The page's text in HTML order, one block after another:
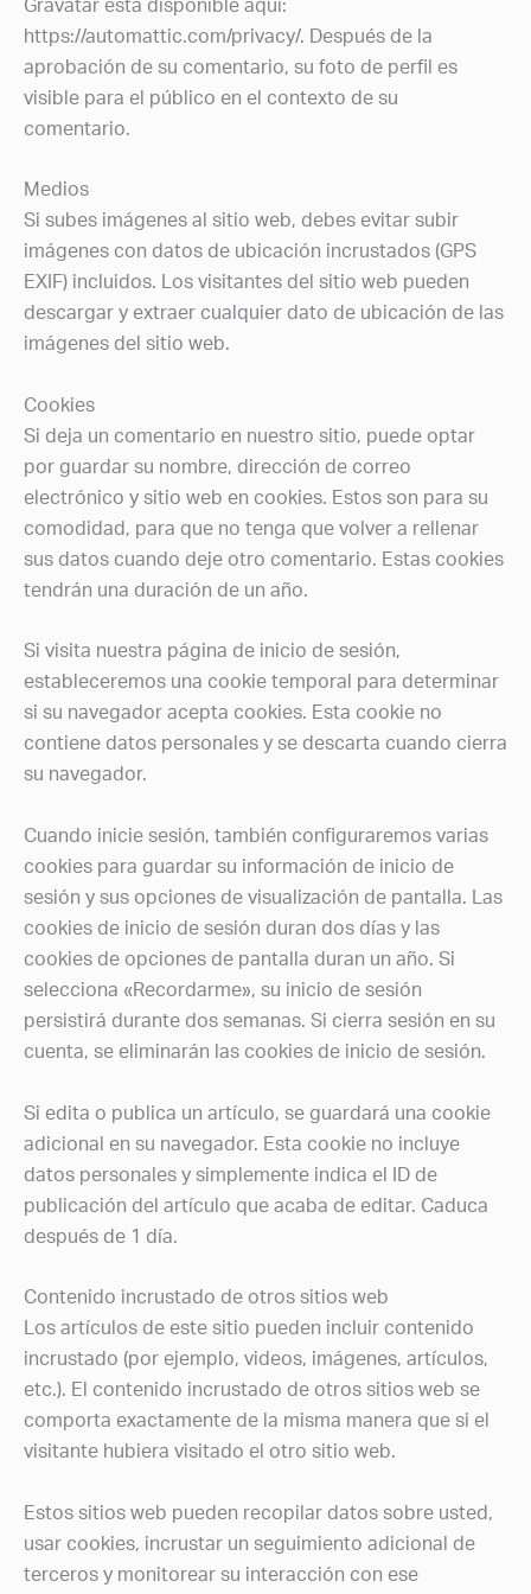
Gravatar está disponible aquí:
https://automattic.com/privacy/. Después de la
aprobación de su comentario, su foto de perfil es
visible para el público en el contexto de su
comentario.
Medios
Si subes imágenes al sitio web, debes evitar subir
imágenes con datos de ubicación incrustados (GPS
EXIF) incluidos. Los visitantes del sitio web pueden
descargar y extraer cualquier dato de ubicación de las
imágenes del sitio web.
Cookies
Si deja un comentario en nuestro sitio, puede optar
por guardar su nombre, dirección de correo
electrónico y sitio web en cookies. Estos son para su
comodidad, para que no tenga que volver a rellenar
sus datos cuando deje otro comentario. Estas cookies
tendrán una duración de un año.
Si visita nuestra página de inicio de sesión,
estableceremos una cookie temporal para determinar
si su navegador acepta cookies. Esta cookie no
contiene datos personales y se descarta cuando cierra
su navegador.
Cuando inicie sesión, también configuraremos varias
cookies para guardar su información de inicio de
sesión y sus opciones de visualización de pantalla. Las
cookies de inicio de sesión duran dos días y las
cookies de opciones de pantalla duran un año. Si
selecciona «Recordarme», su inicio de sesión
persistirá durante dos semanas. Si cierra sesión en su
cuenta, se eliminarán las cookies de inicio de sesión.
Si edita o publica un artículo, se guardará una cookie
adicional en su navegador. Esta cookie no incluye
datos personales y simplemente indica el ID de
publicación del artículo que acaba de editar. Caduca
después de 1 día.
Contenido incrustado de otros sitios web
Los artículos de este sitio pueden incluir contenido
incrustado (por ejemplo, videos, imágenes, artículos,
etc.). El contenido incrustado de otros sitios web se
comporta exactamente de la misma manera que si el
visitante hubiera visitado el otro sitio web.
Estos sitios web pueden recopilar datos sobre usted,
usar cookies, incrustar un seguimiento adicional de
terceros y monitorear su interacción con ese